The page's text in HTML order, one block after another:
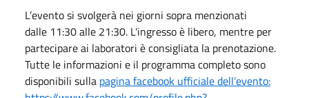
L’evento si svolgerà nei giorni sopra menzionati
dalle 11:30 alle 21:30. L'ingresso è libero, mentre per
partecipare ai laboratori è consigliata la prenotazione.
Tutte le informazioni e il programma completo sono
disponibili sulla pagina facebook ufficiale dell’evento: